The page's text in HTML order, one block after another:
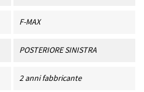
F-MAX
POSTERIORE SINISTRA
2 anni fabbricante